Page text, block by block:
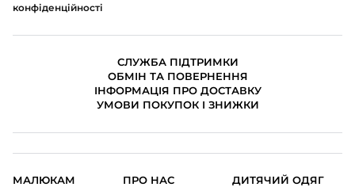
конфіденційності
СЛУЖБА ПІДТРИМКИ
ОБМІН ТА ПОВЕРНЕННЯ
ІНФОРМАЦІЯ ПРО ДОСТАВКУ
УМОВИ ПОКУПОК І ЗНИЖКИ
МАЛЮКАМ ПРО НАС
ДИТЯЧИЙ ОДЯГ